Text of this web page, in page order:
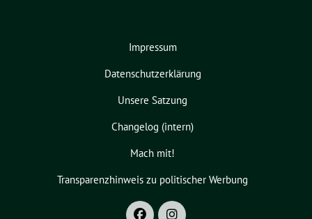
Impressum
Datenschutzerklärung
Unsere Satzung
Changelog (intern)
Mach mit!
Transparenzhinweis zu politischer Werbung